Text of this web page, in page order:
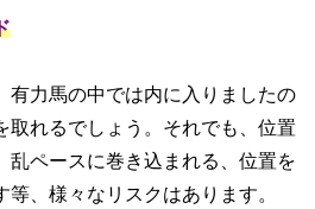
有力馬の中では内に入りましたの
取れるでしょう。それでも、位置
乱ペースに巻き込まれる、位置を
、様々なリスクはあります。